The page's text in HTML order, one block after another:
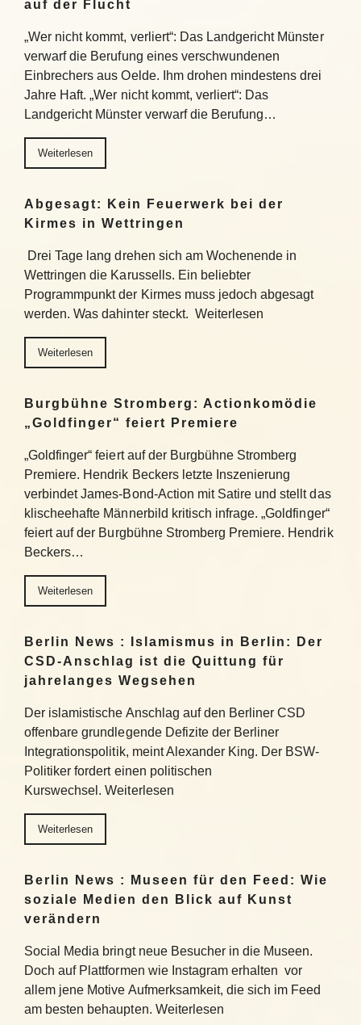
auf der Flucht
„Wer nicht kommt, verliert“: Das Landgericht Münster
verwarf die Berufung eines verschwundenen
Einbrechers aus Oelde. Ihm drohen mindestens drei
Jahre Haft. „Wer nicht kommt, verliert“: Das
Landgericht Münster verwarf die Berufung…
Weiterlesen
Abgesagt: Kein Feuerwerk bei der
Kirmes in Wettringen
Drei Tage lang drehen sich am Wochenende in
Wettringen die Karussells. Ein beliebter
Programmpunkt der Kirmes muss jedoch abgesagt
werden. Was dahinter steckt. Weiterlesen
Weiterlesen
Burgbühne Stromberg: Actionkomödie
„Goldfinger“ feiert Premiere
„Goldfinger“ feiert auf der Burgbühne Stromberg
Premiere. Hendrik Beckers letzte Inszenierung
verbindet James-Bond-Action mit Satire und stellt das
klischeehafte Männerbild kritisch infrage. „Goldfinger“
feiert auf der Burgbühne Stromberg Premiere. Hendrik
Beckers…
Weiterlesen
Berlin News : Islamismus in Berlin: Der
CSD-Anschlag ist die Quittung für
jahrelanges Wegsehen
Der islamistische Anschlag auf den Berliner CSD
offenbare grundlegende Defizite der Berliner
Integrationspolitik, meint Alexander King. Der BSW-
Politiker fordert einen politischen
Kurswechsel. Weiterlesen
Weiterlesen
Berlin News : Museen für den Feed: Wie
soziale Medien den Blick auf Kunst
verändern
Social Media bringt neue Besucher in die Museen.
Doch auf Plattformen wie Instagram erhalten vor
allem jene Motive Aufmerksamkeit, die sich im Feed
am besten behaupten. Weiterlesen